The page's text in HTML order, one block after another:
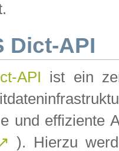
Dict-API
API ist ein
und effiziente
). Hierzu